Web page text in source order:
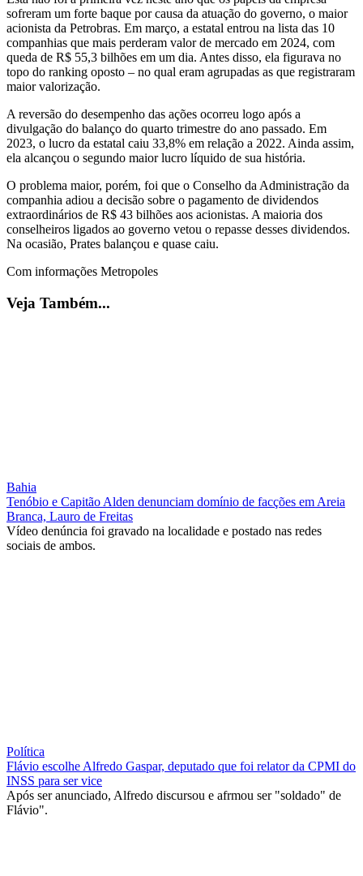
sofreram um forte baque por causa da atuação do governo, o maior
acionista da Petrobras. Em março, a estatal entrou na lista das 10
companhias que mais perderam valor de mercado em 2024, com
queda de R$ 55,3 bilhões em um dia. Antes disso, ela figurava no
topo do ranking oposto – no qual eram agrupadas as que registraram
maior valorização.
A reversão do desempenho das ações ocorreu logo após a
divulgação do balanço do quarto trimestre do ano passado. Em
2023, o lucro da estatal caiu 33,8% em relação a 2022. Ainda assim,
ela alcançou o segundo maior lucro líquido de sua história.
O problema maior, porém, foi que o Conselho da Administração da
companhia adiou a decisão sobre o pagamento de dividendos
extraordinários de R$ 43 bilhões aos acionistas. A maioria dos
conselheiros ligados ao governo vetou o repasse desses dividendos.
Na ocasião, Prates balançou e quase caiu.
Com informações Metropoles
Veja Também...
Bahia
Tenóbio e Capitão Alden denunciam domínio de facções em Areia
Branca, Lauro de Freitas
Vídeo denúncia foi gravado na localidade e postado nas redes
sociais de ambos.
Política
Flávio escolhe Alfredo Gaspar, deputado que foi relator da CPMI do
INSS para ser vice
Após ser anunciado, Alfredo discursou e afrmou ser "soldado" de
Flávio".